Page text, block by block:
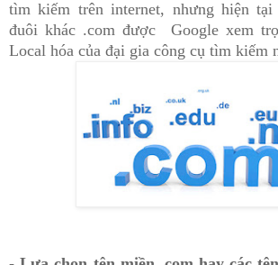
tìm kiếm trên internet, nhưng hiện
đuôi khác .com được Google xem
Local hóa của đại gia công cụ tìm kiếm